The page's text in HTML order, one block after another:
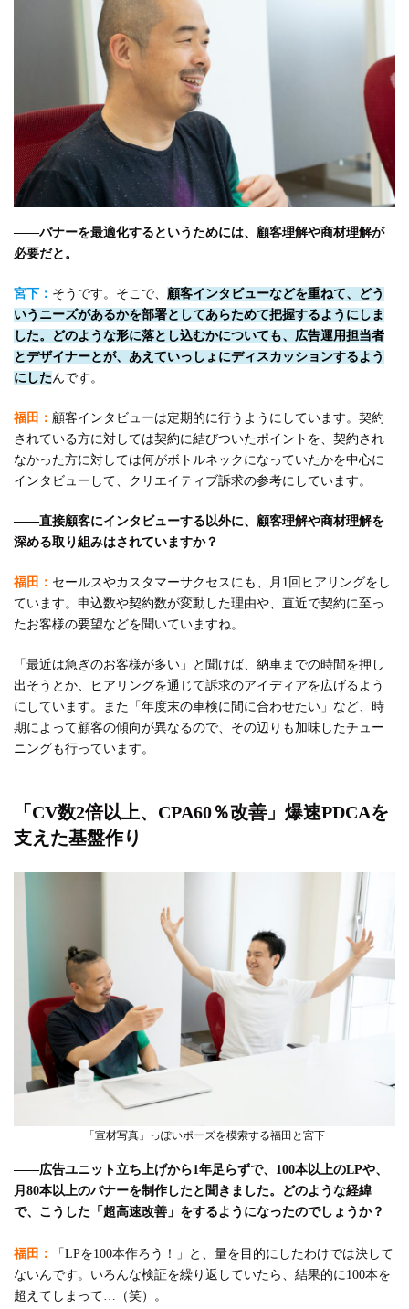
――バナーを最適化するというためには、顧客理解や商材理解が
必要だと。
宮下： そうです。そこで、 顧客インタビューなどを重ねて、どう
いうニーズがあるかを部署としてあらためて把握するようにしま
した。どのような形に落とし込むかについても、広告運用担当者
とデザイナーとが、あえていっしょにディスカッションするよう
にした んです。
福田： 顧客インタビューは定期的に行うようにしています。契約
されている方に対しては契約に結びついたポイントを、契約され
なかった方に対しては何がボトルネックになっていたかを中心に
インタビューして、クリエイティブ訴求の参考にしています。
――直接顧客にインタビューする以外に、顧客理解や商材理解を
深める取り組みはされていますか？
福田： セールスやカスタマーサクセスにも、月1回ヒアリングをし
ています。申込数や契約数が変動した理由や、直近で契約に至っ
たお客様の要望などを聞いていますね。
「最近は急ぎのお客様が多い」と聞けば、納車までの時間を押し
出そうとか、ヒアリングを通じて訴求のアイディアを広げるよう
にしています。また「年度末の車検に間に合わせたい」など、時
期によって顧客の傾向が異なるので、その辺りも加味したチュー
ニングも行っています。
「CV数2倍以上、CPA60％改善」爆速PDCAを
支えた基盤作り
「宣材写真」っぽいポーズを模索する福田と宮下
――広告ユニット立ち上げから1年足らずで、100本以上のLPや、
月80本以上のバナーを制作したと聞きました。どのような経緯
で、こうした「超高速改善」をするようになったのでしょうか？
福田：
「LPを100本作ろう！」と、量を目的にしたわけでは決して
ないんです。いろんな検証を繰り返していたら、結果的に100本を
超えてしまって…（笑）。